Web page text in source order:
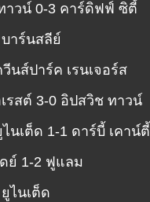
าวน์ 0-3 คาร์ดิฟฟ์ ซิตี้
าร์นสลีย์
นส์ปาร์ค เรนเจอร์ส
รสต์ 3-0 อิปสวิช ทาวน์
นเต็ด 1-1 ดาร์บี้ เคาน์ตี้
ย์ 1-2 ฟูแลม
ไนเต็ด